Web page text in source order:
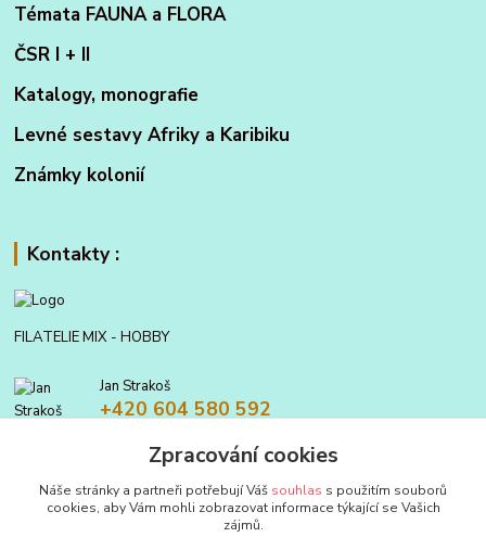
Témata FAUNA a FLORA
ČSR I + II
Katalogy, monografie
Levné sestavy Afriky a Karibiku
Známky kolonií
Kontakty :
FILATELIE MIX - HOBBY
Jan Strakoš
+420 604 580 592
filatelie.mix@seznam.czZpracování cookies
Náše stránky a partneři potřebují Váš souhlas s použitím souborů
cookies, aby Vám mohli zobrazovat informace týkající se Vašich
zájmů.